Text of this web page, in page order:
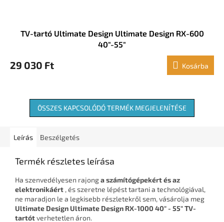
TV-tartó Ultimate Design Ultimate Design RX-600
40"-55"
29 030 Ft Kosárba
ÖSSZES KAPCSOLÓDÓ TERMÉK MEGJELENÍTÉSE
Leírás Beszélgetés
Termék részletes leírása
Ha szenvedélyesen rajonga számítógépekért és az
elektronikáért , és szeretne lépést tartani a technológiával,
ne maradjon le a legkisebb részletekről sem, vásárolja meg
Ultimate Design Ultimate Design RX-1000 40" - 55" TV-
tartótverhetetlen áron.